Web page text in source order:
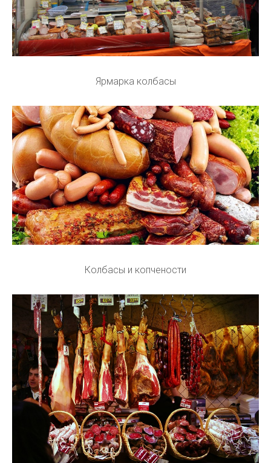
Ярмарка колбасы
Колбасы и копчености